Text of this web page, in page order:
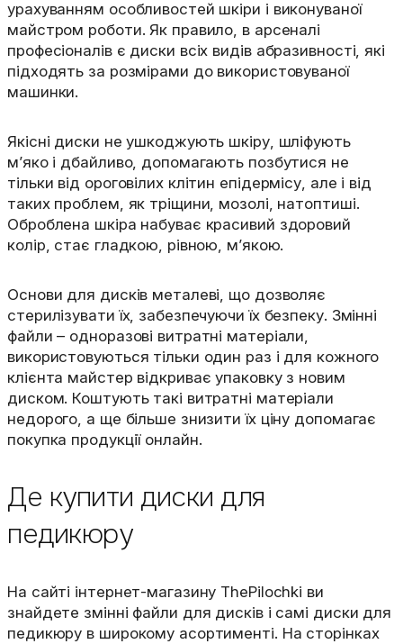
урахуванням особливостей шкіри і виконуваної
майстром роботи. Як правило, в арсеналі
професіоналів є диски всіх видів абразивності, які
підходять за розмірами до використовуваної
машинки.
Якісні диски не ушкоджують шкіру, шліфують
м’яко і дбайливо, допомагають позбутися не
тільки від ороговілих клітин епідермісу, але і від
таких проблем, як тріщини, мозолі, натоптиші.
Оброблена шкіра набуває красивий здоровий
колір, стає гладкою, рівною, м’якою.
Основи для дисків металеві, що дозволяє
стерилізувати їх, забезпечуючи їх безпеку. Змінні
файли – одноразові витратні матеріали,
використовуються тільки один раз і для кожного
клієнта майстер відкриває упаковку з новим
диском. Коштують такі витратні матеріали
недорого, а ще більше знизити їх ціну допомагає
покупка продукції онлайн.
Де купити диски для
педикюру
На сайті інтернет-магазину ThePilochki ви
знайдете змінні файли для дисків і самі диски для
педикюру в широкому асортименті. На сторінках